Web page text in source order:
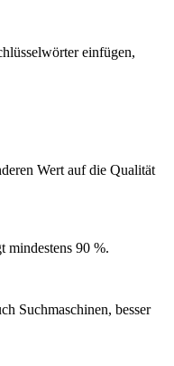
einfügen,
Wert auf die Qualität
mindestens 90 %.
Suchmaschinen, besser